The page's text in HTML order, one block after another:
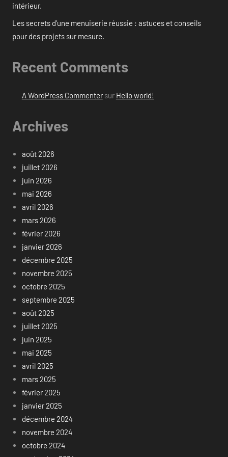
intérieur.
Les secrets d’une menuiserie réussie : astuces et conseils
pour des projets sur mesure.
Recent Comments
A WordPress Commentersur Hello world!
Archives
août 2026
juillet 2026
juin 2026
mai 2026
avril 2026
mars 2026
février 2026
janvier 2026
décembre 2025
novembre 2025
octobre 2025
septembre 2025
août 2025
juillet 2025
juin 2025
mai 2025
avril 2025
mars 2025
février 2025
janvier 2025
décembre 2024
novembre 2024
octobre 2024